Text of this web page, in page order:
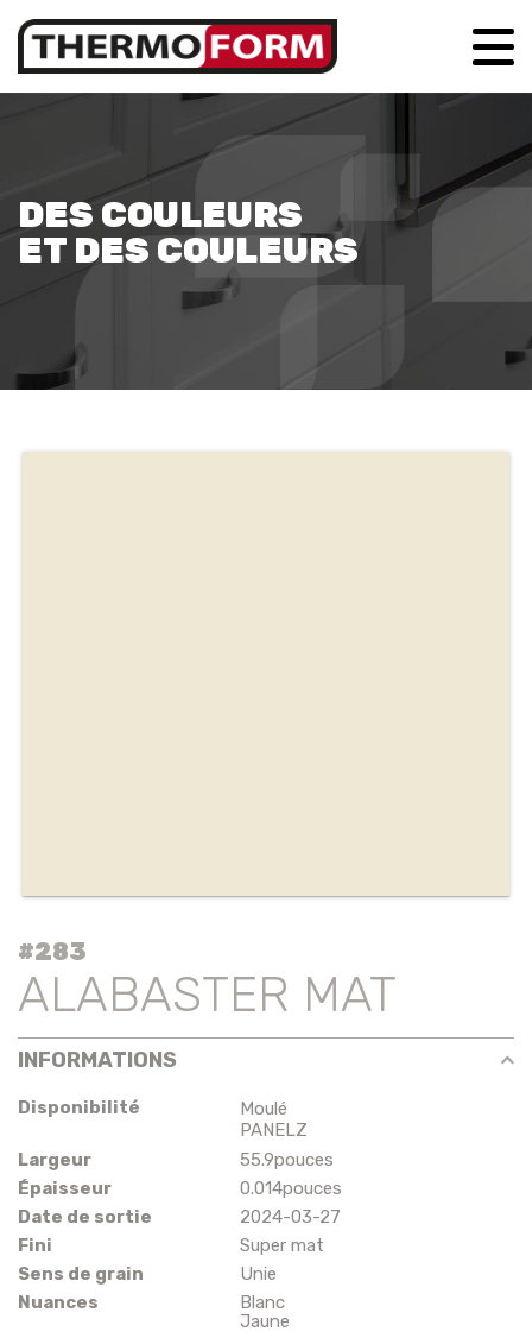
DES COULEURS
ET DES COULEURS
#283
ALABASTER MAT
INFORMATIONS
Disponibilité
Moulé
PANELZ
Largeur
55.9pouces
Épaisseur
0.014pouces
Date de sortie
2024-03-27
Fini
Super mat
Sens de grain
Unie
Nuances
Blanc
Jaune